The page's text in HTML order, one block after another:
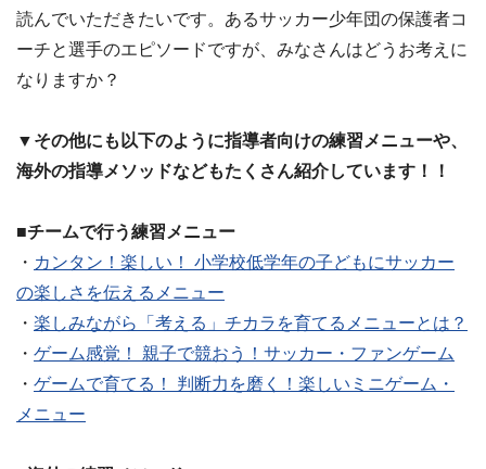
読んでいただきたいです。あるサッカー少年団の保護者コ
ーチと選手のエピソードですが、みなさんはどうお考えに
なりますか？
▼その他にも以下のように指導者向けの練習メニューや、
海外の指導メソッドなどもたくさん紹介しています！！
■チームで行う練習メニュー
・ カンタン！楽しい！ 小学校低学年の子どもにサッカー
の楽しさを伝えるメニュー
・ 楽しみながら「考える」チカラを育てるメニューとは？
・ ゲーム感覚！ 親子で競おう！サッカー・ファンゲーム
・ ゲームで育てる！ 判断力を磨く！楽しいミニゲーム・
メニュー